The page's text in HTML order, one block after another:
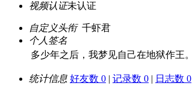
视频认证未认证
自定义头衔 千虾君
个人签名
多少年之后，我梦见自己在地狱作王。
统计信息 好友数 0 | 记录数 0 | 日志数 0